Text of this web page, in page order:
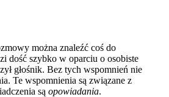
można znaleźć coś do
dość szybko w oparciu o osobiste
głośnik. Bez tych wspomnień nie
Te wspomnienia są związane z
są opowiadania.